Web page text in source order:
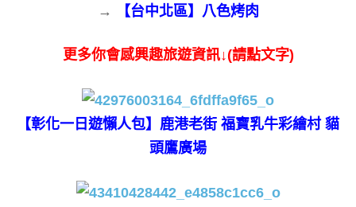
→
【台中北區】八色烤肉
更多你會感興趣旅遊資訊↓(請點文字)
【彰化一日遊懶人包】鹿港老街 福寶乳牛彩繪村 貓
頭鷹廣場